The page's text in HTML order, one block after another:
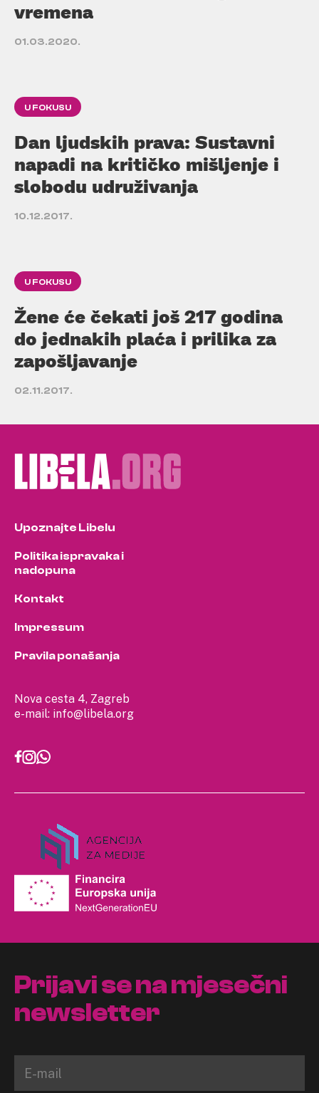
vremena
01.03.2020.
U FOKUSU
Dan ljudskih prava: Sustavni
napadi na kritičko mišljenje i
slobodu udruživanja
10.12.2017.
U FOKUSU
Žene će čekati još 217 godina
do jednakih plaća i prilika za
zapošljavanje
02.11.2017.
Nova cesta 4, Zagreb
e-mail: info@libela.org
Upoznajte Libelu
Politika ispravaka i
nadopuna
Kontakt
Impressum
Pravila ponašanja
Prijavi se na mjesečni
newsletter